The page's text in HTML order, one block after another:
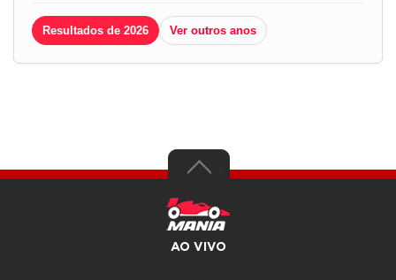
Resultados de 2026 Ver outros anos
AO VIVO